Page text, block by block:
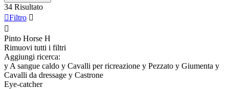
34 Risultato
Filtro 

Pinto Horse H
Rimuovi tutti i filtri
Aggiungi ricerca:
y A sangue caldo y Cavalli per ricreazione y Pezzato y Giumenta y
Cavalli da dressage y Castrone
Eye-catcher